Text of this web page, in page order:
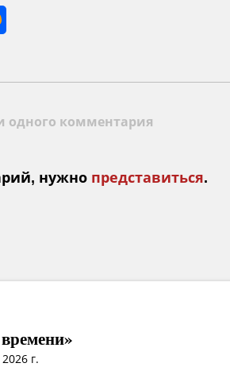
одного комментария
нужно представиться.
г.